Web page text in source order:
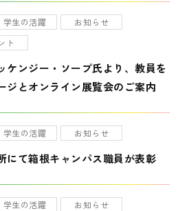
学生の活躍
お知らせ
ト
ケンジー・ソープ氏より、教員を
ジとオンライン展覧会のご案内
学生の活躍 お知らせ
にて箱根キャンパス職員が表彰
学生の活躍 お知らせ